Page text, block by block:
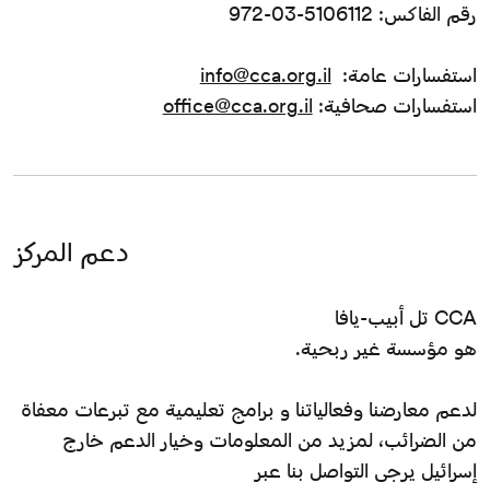
رقم الفاكس: 5106112-03-972
استفسارات عامة: info@cca.org.il
استفسارات صحافية: office@cca.org.il
دعم المركز
CCA تل أبيب-يافا
هو مؤسسة غير ربحية.
لدعم معارضنا وفعالياتنا و برامج تعليمية مع تبرعات معفاة
من الضرائب، لمزيد من المعلومات وخيار الدعم خارج
إسرائيل يرجى التواصل بنا عبر